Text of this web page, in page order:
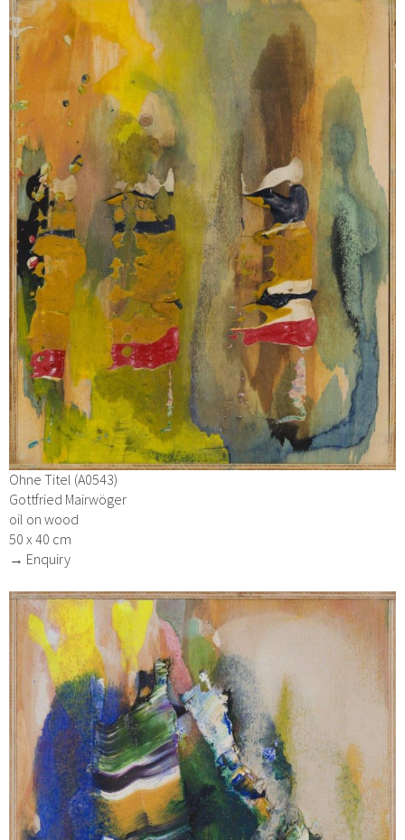
Ohne Titel (A0543)
Gottfried Mairwöger
oil on wood
50 x 40 cm
→ Enquiry